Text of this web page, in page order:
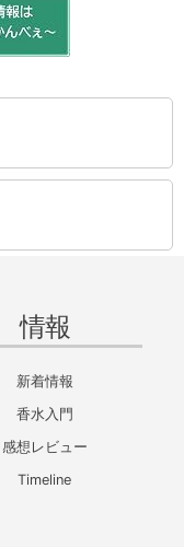
情報
新着情報
香水入門
感想レビュー
Timeline